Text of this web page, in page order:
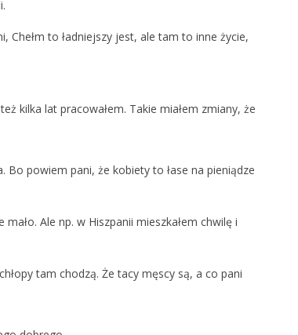
Chełm to ładniejszy jest, ale tam to inne życie,
kilka lat pracowałem. Takie miałem zmiany, że
Bo powiem pani, że kobiety to łase na pieniądze
Ale np. w Hiszpanii mieszkałem chwilę i
tam chodzą. Że tacy męscy są, a co pani